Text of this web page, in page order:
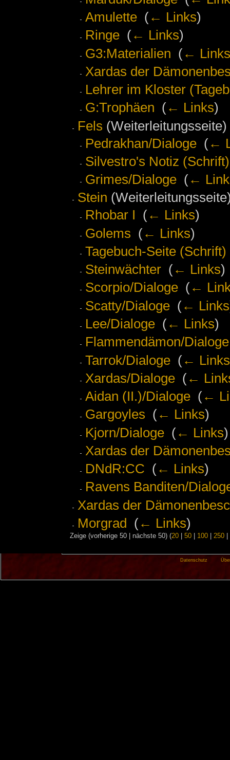
Amulette‎ (← Links)
Ringe‎ (← Links)
G3:Materialien (← Links
Xardas der
Lehrer im Kloster
G:Trophäen (← Links)
Fels
Pedrakhan/Dialoge‎ (←
Silvestro's Notiz (Schrift)
Grimes/Dialoge‎ (←
Stein
Rhobar I
(← Links)
Golems (← Links)
Tagebuch-Seite (Schrift)
Steinwächter‎ (← Links)
Scorpio/Dialoge‎ (←
Scatty/Dialoge‎ (← Links
Lee/Dialoge‎ (← Links)
Flammendämon/Dialoge
Tarrok/Dialoge‎ (← Links
Xardas/Dialoge‎ (←
Aidan (II.)/Dialoge‎ (←
Gargoyles (← Links)
Kjorn/Dialoge‎ (← Links)
Xardas der
DNdR:CC (← Links)
Ravens Banditen/
Xardas der
Morgrad
(← Links)
Zeige (vorherige 50 | nächste 50) (20| 50| 100| 250|
Datenschutz